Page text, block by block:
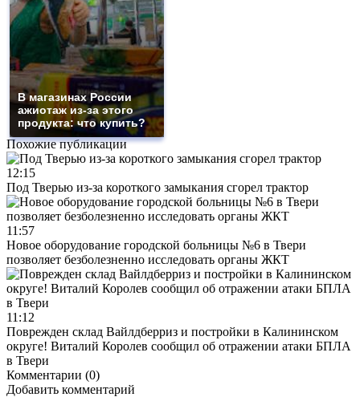
В магазинах России
ажиотаж из-за этого
продукта: что купить?
Похожие публикации
12:15
Под Тверью из-за короткого замыкания сгорел трактор
11:57
Новое оборудование городской больницы №6 в Твери
позволяет безболезненно исследовать органы ЖКТ
11:12
Поврежден склад Вайлдберриз и постройки в Калининском
округе! Виталий Королев сообщил об отражении атаки БПЛА
в Твери
Комментарии (0)
Добавить комментарий